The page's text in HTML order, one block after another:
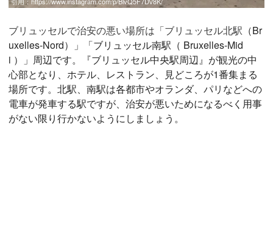
ブリュッセルで治安の悪い場所は「ブリュッセル北駅 （Br
uxelles-Nord）」「ブリュッセル南駅（ Bruxelles-Mid
i ）」周辺です。『ブリュッセル中央駅周辺』が観光の中
心部となり、ホテル、レストラン、見どころが1番集まる
場所です。北駅、南駅は各都市やオランダ、パリなどへの
電車が発車する駅ですが、治安が悪いためになるべく用事
がない限り行かないようにしましょう。